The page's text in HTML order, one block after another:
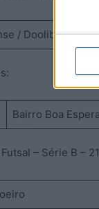
/ Doolibar Soc
Bairro Boa
– Série B –